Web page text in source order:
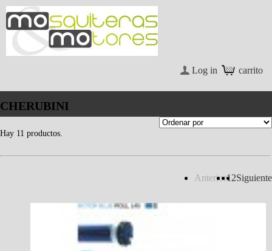
carrito
Log in
CHERUBINI
Hay 11 productos.
Anterior1 2Siguiente